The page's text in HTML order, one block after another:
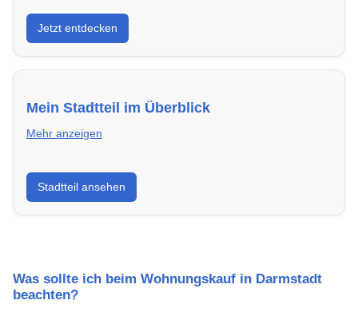
Entdecke Neubauprojekte in Darmstadt – modern,
energieeffizient und sofort bezugsfertig.
Jetzt entdecken
Mein Stadtteil im Überblick
Mehr anzeigen
Erfahre mehr über deinen Stadtteil in Darmstadt:
Lebensqualität, Verkehrsanbindung, Schulen,
Freizeitmöglichkeiten und Mietpreise.
Stadtteil ansehen
Was sollte ich beim Wohnungskauf in Darmstadt
beachten?